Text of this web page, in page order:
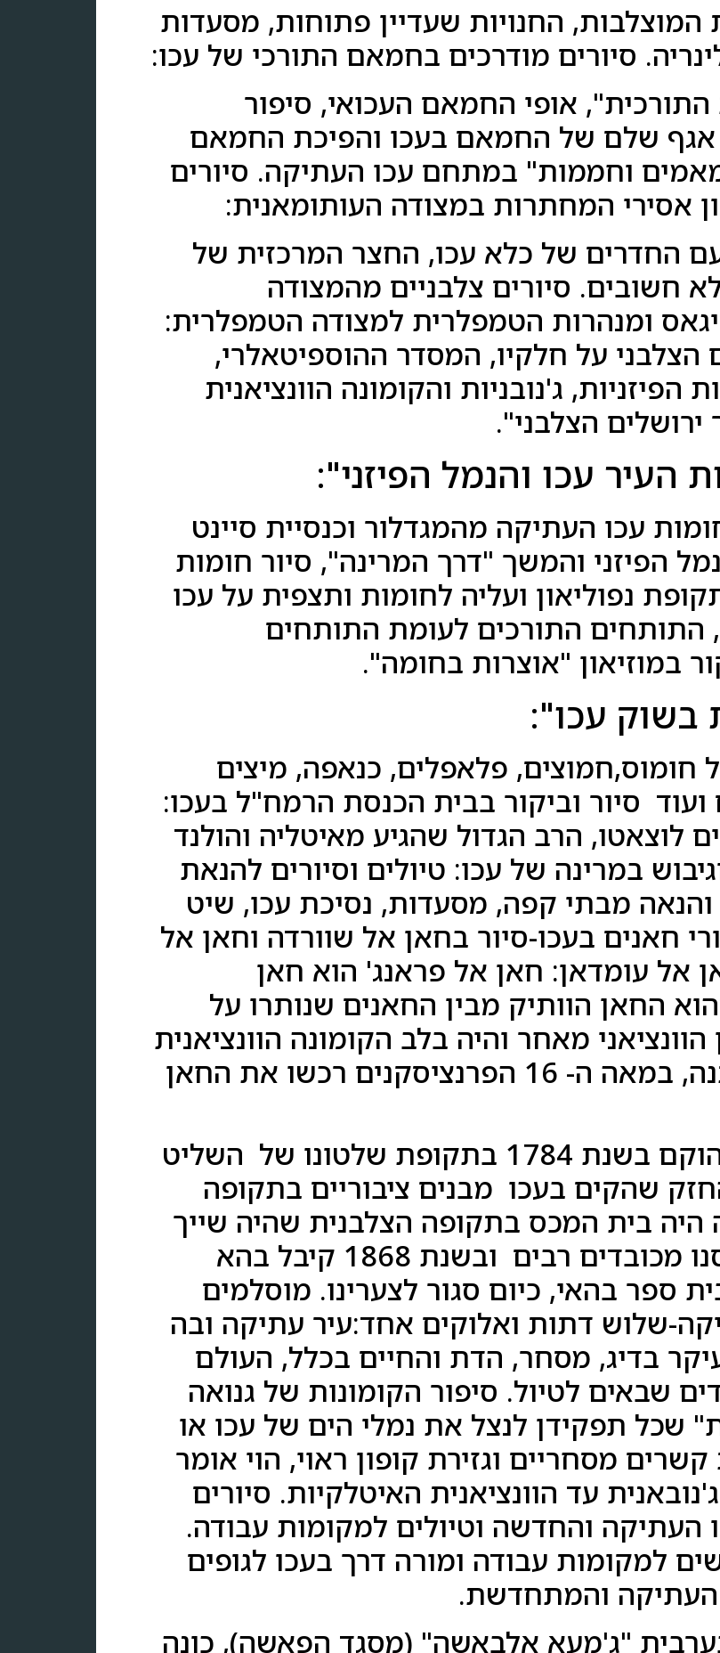
החנויות שעדיין פתוחות, מסעדות
סיורים מודרכים בחמאם התורכי של עכו:
אופי החמאם העכואי, סיפור
אגף שלם של החמאם בעכו והפיכת החמאם
וחממות" במתחם עכו העתיקה. סיורים
אסירי המחתרות במצודה העותומאנית:
עם החדרים של כלא עכו, החצר המרכזית של
חשובים. סיורים צלבניים מהמצודה
ומנהרות הטמפלרית למצודה הטמפלרית:
הצלבני על חלקיו, המסדר ההוספיטאלרי,
ג'נובניות והקומונה הוונציאנית
הצלבני".
העיר עכו והנמל הפיזני":
עכו העתיקה מהמגדלור וכנסיית סיינט
הפיזני והמשך "דרך המרינה", סיור חומות
נפוליאון ועליה לחומות ותצפית על עכו
התותחים התורכים לעומת התותחים
במוזיאון "אוצרות בחומה".
בשוק עכו":
חומוס,חמוצים, פלאפלים, כנאפה, מיצים
סיור וביקור בבית הכנסת הרמח"ל בעכו:
לוצאטו, הרב הגדול שהגיע מאיטליה והולנד
במרינה של עכו: טיולים וסיורים להנאת
מבתי קפה, מסעדות, נסיכת עכו, שיט
חאנים בעכו-סיור בחאן אל שוורדה וחאן אל
אל עומדאן: חאן אל פראנג' הוא חאן
החאן הוותיק מבין החאנים שנותרו על
מאחר והיה בלב הקומונה הוונציאנית
ומפה חלשו על סחר הכותנה, במאה ה- 16 הפרנציסקנים רכשו את החאן
"חאן אל עומדאן"- החאן הוקם בשנת 1784 בתקופת שלטונו של השליט
שהקים בעכו מבנים ציבוריים בתקופה
היה בית המכס בתקופה הצלבנית שהיה שייך
למלך הצלבני, כאן התאכסנו מכובדים רבים ובשנת 1868 קיבל בהא
ספר בהאי, כיום סגור לצערינו. מוסלמים
שלוש דתות ואלוקים אחד:עיר עתיקה ובה
בדיג, מסחר, הדת והחיים בכלל, העולם
שבאים לטיול. סיפור הקומונות של גנואה
שכל תפקידן לנצל את נמלי הים של עכו או
מסחריים וגזירת קופון ראוי, הוי אומר
עד הוונציאנית האיטלקיות. סיורים
העתיקה והחדשה וטיולים למקומות עבודה.
למקומות עבודה ומורה דרך בעכו לגופים
העתיקה והמתחדשת.
"ג'מעא אלבאשה" (מסגד הפאשה), כונה